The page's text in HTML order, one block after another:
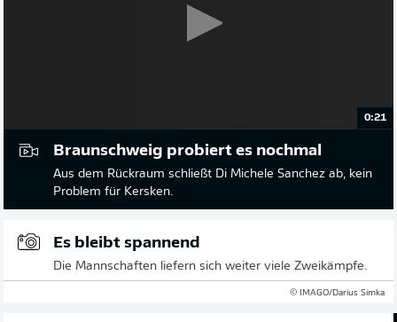
0:21
Braunschweig probiert es nochmal
Aus dem Rückraum schließt Di Michele Sanchez ab, kein
Problem für Kersken.
Es bleibt spannend
Die Mannschaften liefern sich weiter viele Zweikämpfe.
© IMAGO/Darius Simka